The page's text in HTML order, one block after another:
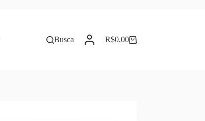
Busca Carrinho
R$0,00